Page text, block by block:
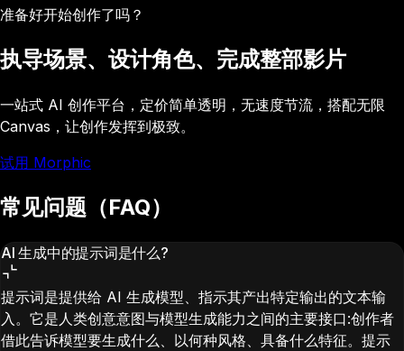
准备好开始创作了吗？
执导场景、设计角色、完成整部影片
一站式 AI 创作平台，定价简单透明，无速度节流，搭配无限
Canvas，让创作发挥到极致。
试用 Morphic
常见问题（FAQ）
AI 生成中的提示词是什么?
提示词是提供给 AI 生成模型、指示其产出特定输出的文本输
入。它是人类创意意图与模型生成能力之间的主要接口:创作者
借此告诉模型要生成什么、以何种风格、具备什么特征。提示